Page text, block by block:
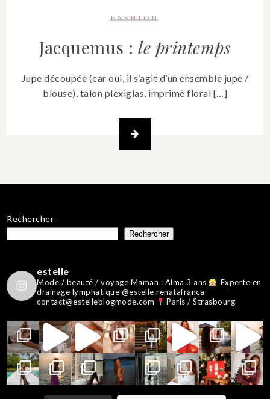
FASHION
Jacquemus : le printemps
Jupe découpée (car oui, il s’agit d’un ensemble jupe /
blouse), talon plexiglas, imprimé floral […]
Rechercher
Rechercher
estelle
Mode / beauté / voyage Maman : Alma 3 ans
Experte en
drainage lymphatique @estelle.renatafranca
contact@estelleblogmode.com
Paris / Strasbourg